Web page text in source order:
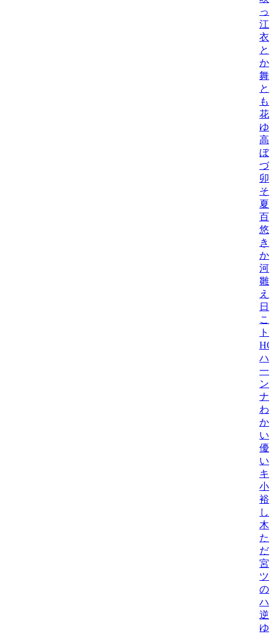
っ
江
衣
と
か/
舞/
と
も
花
ゆ
高
ぼ
づ
卯
そ
夏
百/
悠/
き
か/
河
雛
え
日
こ
ト
ハ
一/
ン
ナ
わ
か/
い
優
い
キ
小
裕
し
木
た
だ
宮
ツ
の
ハ
逆
ゆ